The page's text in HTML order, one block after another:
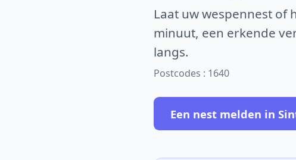
Laat uw wespennest
minuut, een erkende
langs.
Postcodes : 1640
Een nest melden in